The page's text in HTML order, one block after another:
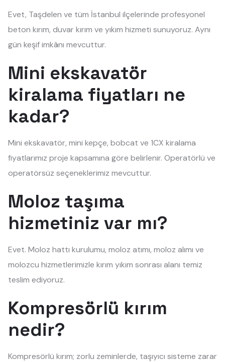
Evet, Taşdelen ve tüm İstanbul ilçelerinde profesyonel
beton kırım, duvar kırım ve yıkım hizmeti sunuyoruz. Aynı
gün keşif imkânı mevcuttur.
Mini ekskavatör
kiralama fiyatları ne
kadar?
Mini ekskavatör, mini kepçe, bobcat ve 1CX kiralama
fiyatlarımız proje kapsamına göre belirlenir. Operatörlü ve
operatörsüz seçeneklerimiz mevcuttur.
Moloz taşıma
hizmetiniz var mı?
Evet. Moloz hattı kurulumu, moloz atımı, moloz alımı ve
molozcu hizmetlerimizle kırım yıkım sonrası alanı temiz
teslim ediyoruz.
Kompresörlü kırım
nedir?
Kompresörlü kırım; zorlu zeminlerde, taşıyıcı sisteme zarar